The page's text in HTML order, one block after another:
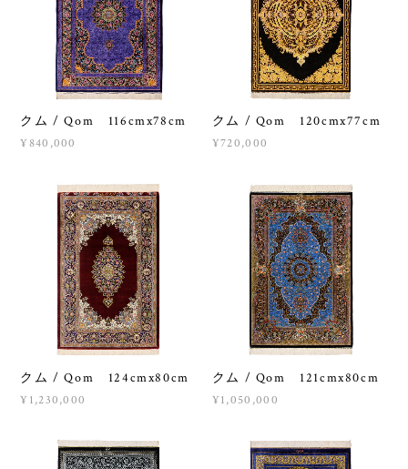
クム / Qom 116cmx78cm
¥840,000
クム / Qom 120cmx77cm
¥720,000
クム / Qom 124cmx80cm
¥1,230,000
クム / Qom 121cmx80cm
¥1,050,000